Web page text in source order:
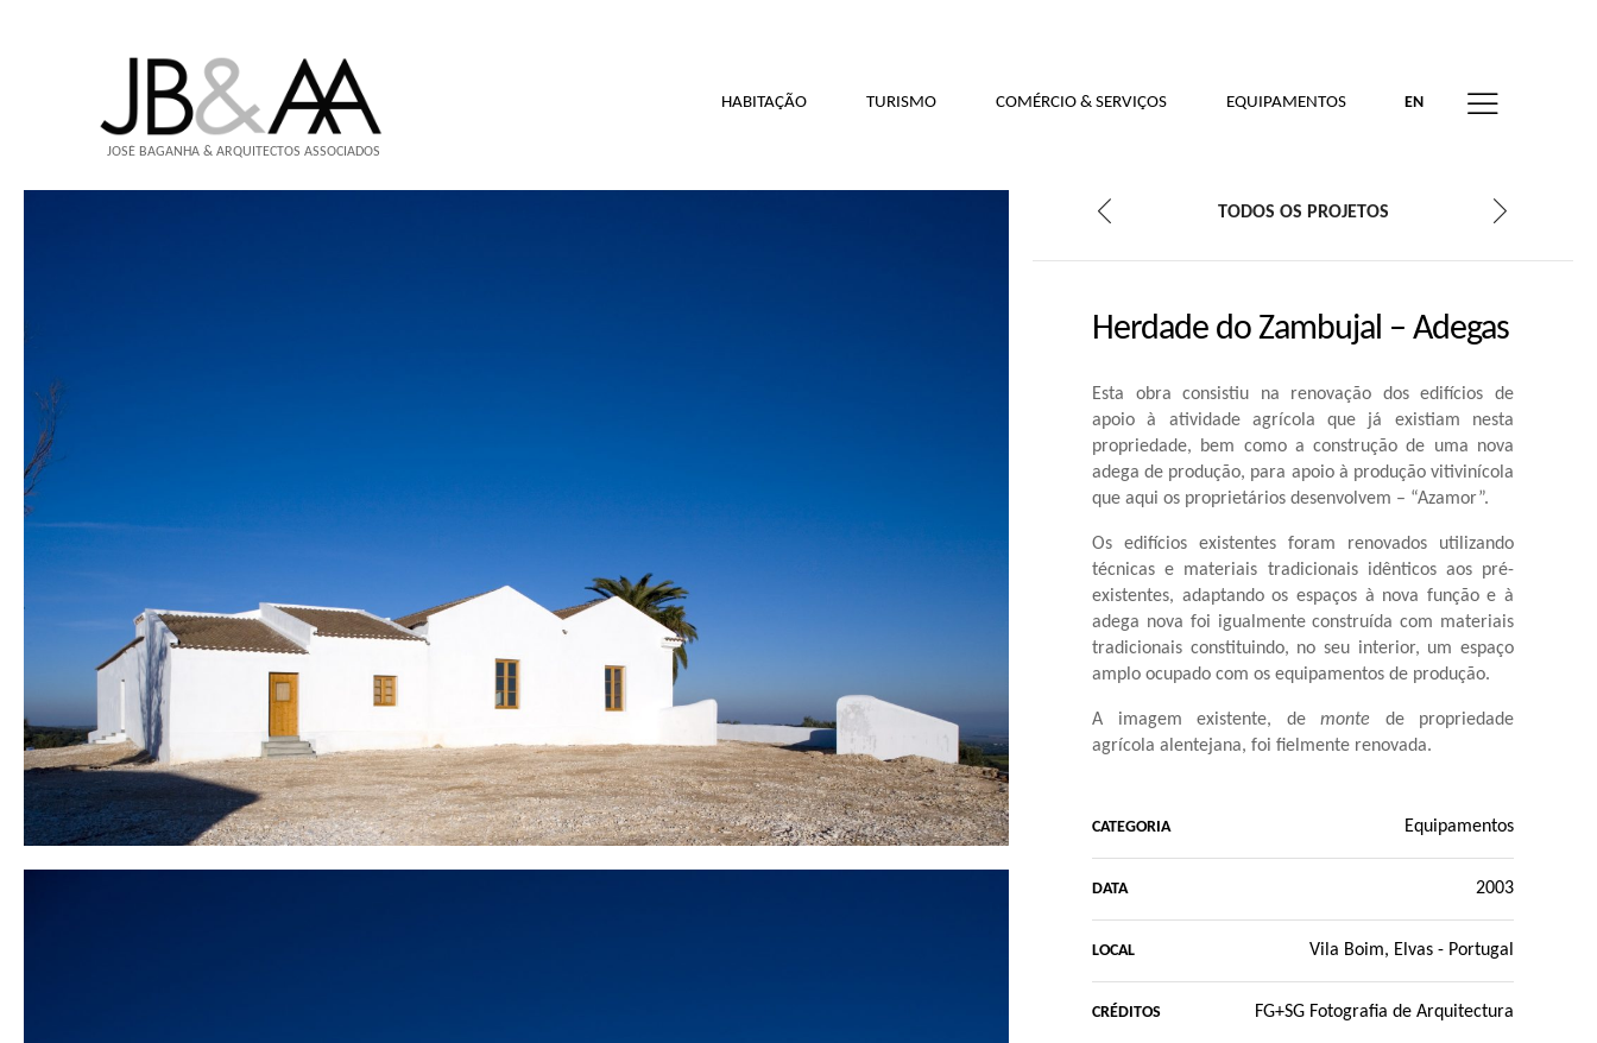
JOSÉ BAGANHA & ARQUITECTOS ASSOCIADOS
HABITAÇÃO TURISMO COMÉRCIO & SERVIÇOS EQUIPAMENTOS EN
TODOS OS PROJETOS
Herdade do Zambujal – Adegas
Esta obra consistiu na renovação dos edifícios de
apoio à atividade agrícola que já existiam nesta
propriedade, bem como a construção de uma nova
adega de produção, para apoio à produção vitivinícola
que aqui os proprietários desenvolvem – “Azamor”.
Os edifícios existentes foram renovados utilizando
técnicas e materiais tradicionais idênticos aos pré-
existentes, adaptando os espaços à nova função e à
adega nova foi igualmente construída com materiais
tradicionais constituindo, no seu interior, um espaço
amplo ocupado com os equipamentos de produção.
A imagem existente, de monte de propriedade
agrícola alentejana, foi fielmente renovada.
CATEGORIA Equipamentos
DATA 2003
LOCAL Vila Boim, Elvas - Portugal
CRÉDITOS FG+SG Fotografia de Arquitectura